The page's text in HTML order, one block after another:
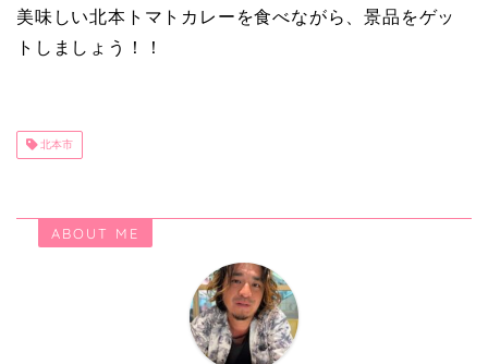
美味しい北本トマトカレーを食べながら、景品をゲッ
トしましょう！！
北本市
ABOUT ME